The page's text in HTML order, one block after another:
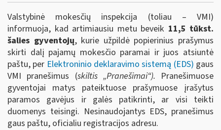
Valstybinė mokesčių inspekcija (toliau – VMI)
informuoja, kad artimiausiu metu beveik 11,5 tūkst.
šalies gyventojų, kurie užpildė popierinius prašymus
skirti dalį pajamų mokesčio paramai ir juos atsiuntė
paštu, per Elektroninio deklaravimo sistemą (EDS) gaus
VMI pranešimus (skiltis „Pranešimai“). Pranešimuose
gyventojai matys pateiktuose prašymuose įrašytus
paramos gavėjus ir galės patikrinti, ar visi teikti
duomenys teisingi. Nesinaudojantys EDS, pranešimus
gaus paštu, oficialiu registracijos adresu.